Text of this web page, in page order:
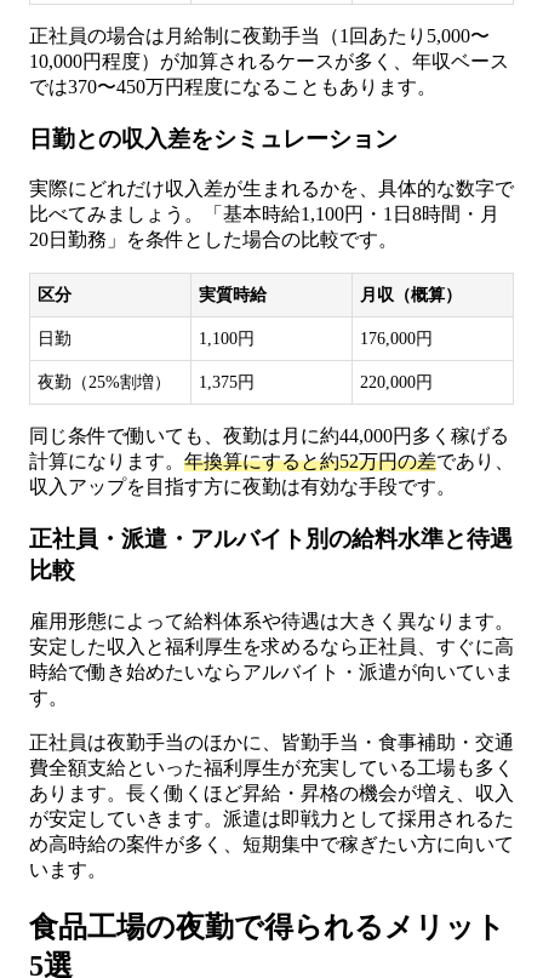
正社員の場合は月給制に夜勤手当（1回あたり5,000〜
10,000円程度）が加算されるケースが多く、年収ベース
では370〜450万円程度になることもあります。
日勤との収入差をシミュレーション
実際にどれだけ収入差が生まれるかを、具体的な数字で
比べてみましょう。「基本時給1,100円・1日8時間・月
20日勤務」を条件とした場合の比較です。
区分 実質時給 月収（概算）
日勤 1,100円 176,000円
夜勤（25%割増） 1,375円 220,000円
同じ条件で働いても、夜勤は月に約44,000円多く稼げる
計算になります。 年換算にすると約52万円の差であり、
収入アップを目指す方に夜勤は有効な手段です。
正社員・派遣・アルバイト別の給料水準と待遇
比較
雇用形態によって給料体系や待遇は大きく異なります。
安定した収入と福利厚生を求めるなら正社員、すぐに高
時給で働き始めたいならアルバイト・派遣が向いていま
す。
正社員は夜勤手当のほかに、皆勤手当・食事補助・交通
費全額支給といった福利厚生が充実している工場も多く
あります。長く働くほど昇給・昇格の機会が増え、収入
が安定していきます。派遣は即戦力として採用されるた
め高時給の案件が多く、短期集中で稼ぎたい方に向いて
います。
食品工場の夜勤で得られるメリット
5選